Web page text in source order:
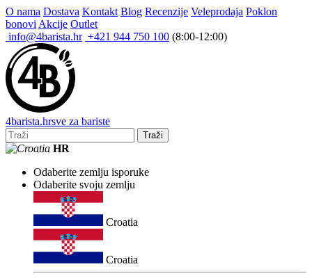
O nama Dostava Kontakt Blog Recenzije Veleprodaja Poklon
bonovi Akcije Outlet
info@4barista.hr +421 944 750 100 (8:00-12:00)
4barista.hrsve za bariste
Traži
HR
Odaberite zemlju isporuke
Odaberite svoju zemlju
Croatia
Croatia